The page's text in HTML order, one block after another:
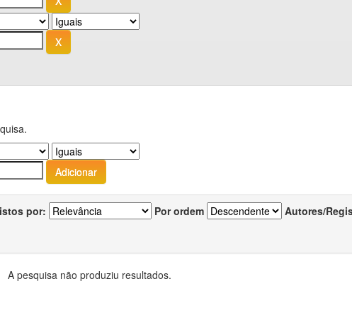
por: Por ordem Autores/
A pesquisa não produziu resultados.